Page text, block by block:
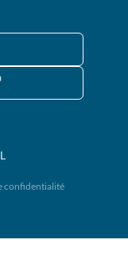
confidentialité